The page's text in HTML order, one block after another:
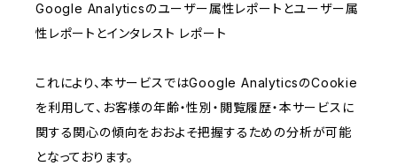
Google Analyticsのユーザー属性レポートとユーザー属
性レポートとインタレスト レポート
これにより、本サービスではGoogle AnalyticsのCookie
を利用して、お客様の年齢・性別・閲覧履歴・本サービスに
関する関心の傾向をおおよそ把握するための分析が可能
となっております。